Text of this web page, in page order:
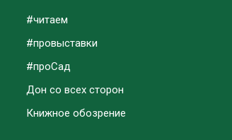
#читаем
#провыставки
#проСад
Дон со всех сторон
Книжное обозрение